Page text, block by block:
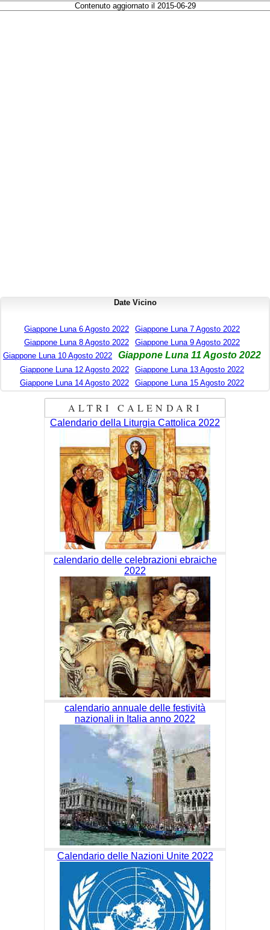
Contenuto aggiornato il 2015-06-29
Date Vicino
Giappone Luna 6 Agosto 2022
Giappone Luna 7 Agosto 2022
Giappone Luna 8 Agosto 2022
Giappone Luna 9 Agosto 2022
Giappone Luna 10 Agosto 2022
Giappone Luna 11 Agosto 2022
Giappone Luna 12 Agosto 2022
Giappone Luna 13 Agosto 2022
Giappone Luna 14 Agosto 2022
Giappone Luna 15 Agosto 2022
ALTRI CALENDARI
Calendario della Liturgia Cattolica 2022
calendario delle celebrazioni ebraiche
2022
calendario annuale delle festività
nazionali in Italia anno 2022
Calendario delle Nazioni Unite 2022